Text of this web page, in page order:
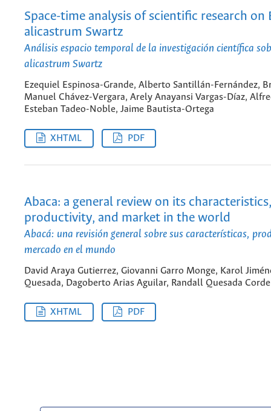
Space-time analysis of scientific research on
alicastrum Swartz
Análisis espacio temporal de la investigación científica
alicastrum Swartz
Ezequiel Espinosa-Grande, Alberto Santillán-Fernández,
Manuel Chávez-Vergara, Arely Anayansi Vargas-Díaz,
Esteban Tadeo-Noble, Jaime Bautista-Ortega
XHTML PDF
Abaca: a general review on its characteristics,
productivity, and market in the world
Abacá: una revisión general sobre sus características,
mercado en el mundo
David Araya Gutierrez, Giovanni Garro Monge, Karol
Quesada, Dagoberto Arias Aguilar, Randall Quesada
XHTML PDF